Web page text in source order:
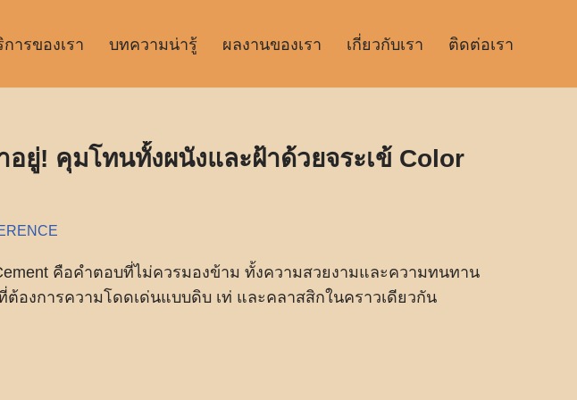
การของเรา บทความน่ารู้ ผลงานของเรา เกี่ยวกับเรา ติดต่อเรา
าอยู่! คุมโทนทั้งผนังและฝ้าด้วยจระเข้ Color
คือคำตอบที่ไม่ควรมองข้าม ทั้งความสวยงามและความทนทาน
ต้องการความโดดเด่นแบบดิบ เท่ และคลาสสิกในคราวเดียวกัน